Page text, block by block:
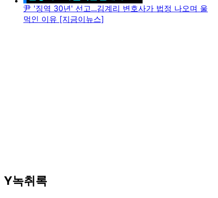
尹 '징역 30년' 선고...김계리 변호사가 법정 나오며 울
먹인 이유 [지금이뉴스]
Y녹취록